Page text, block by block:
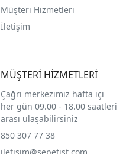
Müşteri Hizmetleri
İletişim
MÜŞTERİ HİZMETLERİ
Çağrı merkezimiz hafta içi
her gün 09.00 - 18.00 saatleri
arası ulaşabilirsiniz
850 307 77 38